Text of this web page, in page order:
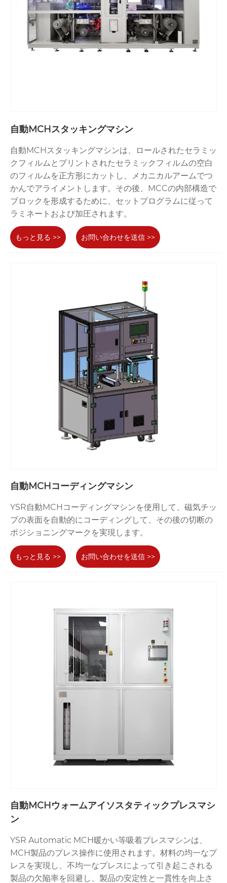
自動MCHスタッキングマシン
自動MCHスタッキングマシンは、ロールされたセラミッ
クフィルムとプリントされたセラミックフィルムの空白
のフィルムを正方形にカットし、メカニカルアームでつ
かんでアライメントします。その後、MCCの内部構造で
ブロックを形成するために、セットプログラムに従って
ラミネートおよび加圧されます。
もっと見る >> お問い合わせを送信 >>
自動MCHコーディングマシン
YSR自動MCHコーディングマシンを使用して、磁気チッ
プの表面を自動的にコーディングして、その後の切断の
ポジショニングマークを実現します。
もっと見る >> お問い合わせを送信 >>
自動MCHウォームアイソスタティックプレスマシ
ン
YSR Automatic MCH暖かい等吸着プレスマシンは、
MCH製品のプレス操作に使用されます。材料の均一なプ
レスを実現し、不均一なプレスによって引き起こされる
製品の欠陥率を回避し、製品の安定性と一貫性を向上さ